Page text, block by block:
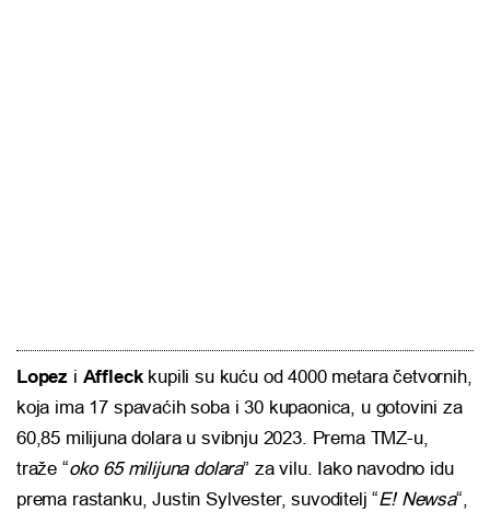
Lopez i Affleckkupili su kuću od 4000 metara četvornih,
koja ima 17 spavaćih soba i 30 kupaonica, u gotovini za
60,85 milijuna dolara u svibnju 2023. Prema TMZ-u,
traže “oko 65 milijuna dolara” za vilu. Iako navodno idu
prema rastanku, Justin Sylvester, suvoditelj “E! Newsa“,